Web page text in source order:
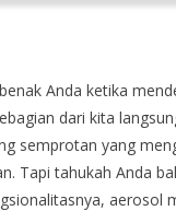
Anda ketika
dari kita
semprotan yang
Tapi tahukah Anda
aerosol